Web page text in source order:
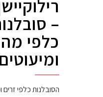
–
כלפי
ומיעוטים
הסובלנות כלפי זרים